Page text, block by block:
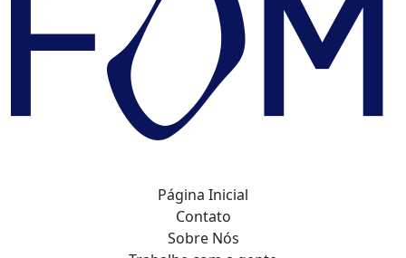
Página Inicial
Contato
Sobre Nós